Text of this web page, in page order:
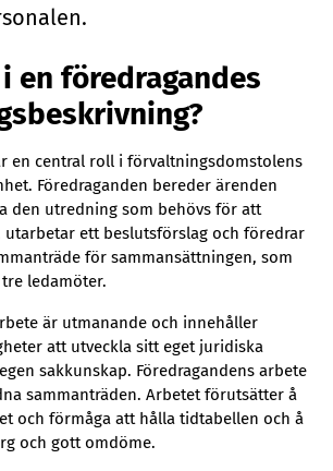
en föredragandes
en central roll i förvaltningsdomstolens
Föredraganden bereder ärenden
den utredning som behövs för att
utarbetar ett beslutsförslag och föredrar
för sammansättningen, som
ledamöter.
är utmanande och innehåller
att utveckla sitt eget juridiska
sakkunskap. Föredragandens arbete
sammanträden. Arbetet förutsätter å
och förmåga att hålla tidtabellen och å
och gott omdöme.